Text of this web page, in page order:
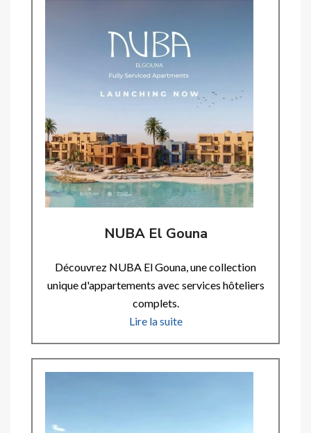
NUBA El Gouna
Découvrez NUBA El Gouna, une collection
unique d'appartements avec services hôteliers
complets.
Lire la suite